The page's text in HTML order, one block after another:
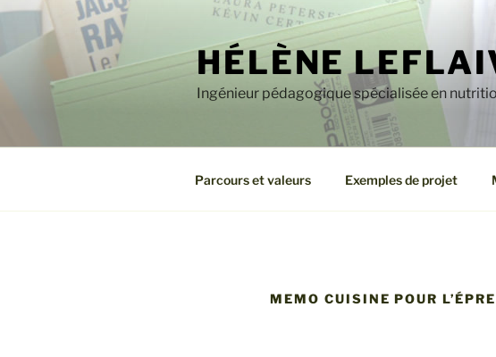
Aller
HÉLÈNE
Ingénieur pédagogique spécialisée en
Parcours et valeurs Exemples de projet
MEMO CUISINE POUR